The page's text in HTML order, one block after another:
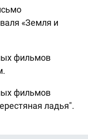
«Земля и
фильмов
фильмов
ладья".